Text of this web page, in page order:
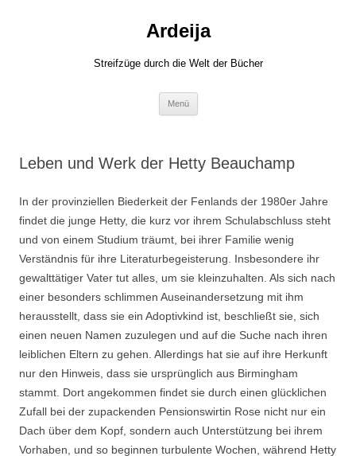
Ardeija
Streifzüge durch die Welt der Bücher
Menü
Leben und Werk der Hetty Beauchamp
In der provinziellen Biederkeit der Fenlands der 1980er Jahre
findet die junge Hetty, die kurz vor ihrem Schulabschluss steht
und von einem Studium träumt, bei ihrer Familie wenig
Verständnis für ihre Literaturbegeisterung. Insbesondere ihr
gewalttätiger Vater tut alles, um sie kleinzuhalten. Als sich nach
einer besonders schlimmen Auseinandersetzung mit ihm
herausstellt, dass sie ein Adoptivkind ist, beschließt sie, sich
einen neuen Namen zuzulegen und auf die Suche nach ihren
leiblichen Eltern zu gehen. Allerdings hat sie auf ihre Herkunft
nur den Hinweis, dass sie ursprünglich aus Birmingham
stammt. Dort angekommen findet sie durch einen glücklichen
Zufall bei der zupackenden Pensionswirtin Rose nicht nur ein
Dach über dem Kopf, sondern auch Unterstützung bei ihrem
Vorhaben, und so beginnen turbulente Wochen, während Hetty